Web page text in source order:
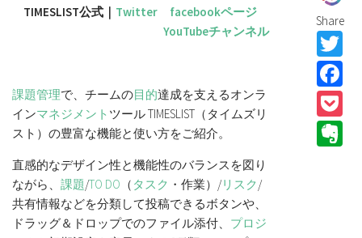
TIMESLIST公式｜ Twitter
facebookページ
YouTubeチャンネル
課題管理で、チームの目的達成を支えるオンラ
インマネジメント ツール TIMESLIST（タイムズリ
スト）の豊富な機能と使い方をご紹介。
直感的なデザイン性と機能性のバランスを図り
ながら、 課題/TO DO （ タスク ・作業）/リスク/
共有情報などを分類して投稿できるボタンや、
ドラッグ＆ドロップでのファイル添付、 プロジ
Share